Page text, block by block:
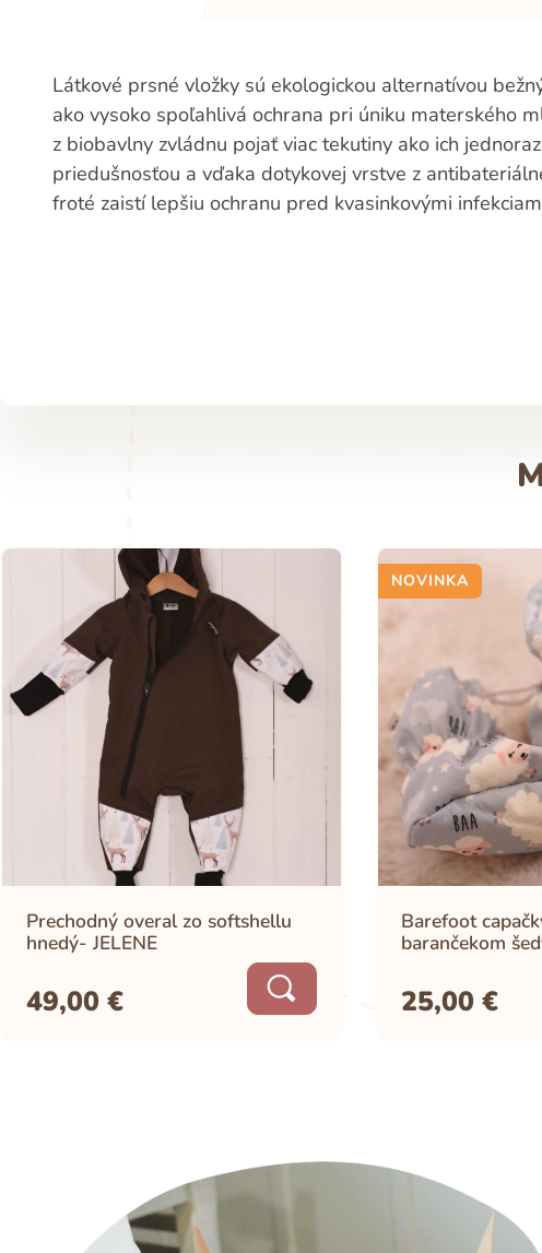
Látkové prsné vložky sú ekologickou alternatívou
ako vysoko spoľahlivá ochrana pri úniku materského
z biobavlny zvládnu pojať viac tekutiny ako ich
priedušnosťou a vďaka dotykovej vrstve z
froté zaistí lepšiu ochranu pred kvasinkovými
Prechodný overal zo softshellu
hnedý- JELENE
49,00 €
NOVINKA
Barefoot
barančekom
25,00€